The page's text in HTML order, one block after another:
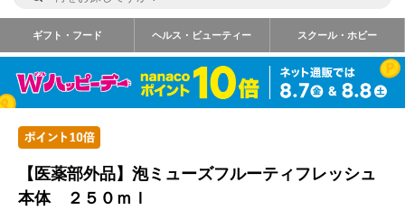
ギフト・フード ヘルス・ビューティー スクール・ホビー
【医薬部外品】泡ミューズフルーティフレッシュ
本体 ２５０ｍｌ